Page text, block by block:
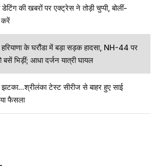
की खबरों पर एक्ट्रेस ने तोड़ी चुप्पी, बोलीं-
करें
के घरौंडा में बड़ा सड़क हादसा, NH-44 पर
बसें भिड़ीं; आधा दर्जन यात्री घायल
झटका...श्रीलंका टेस्ट सीरीज से बाहर हुए साई
फैसला